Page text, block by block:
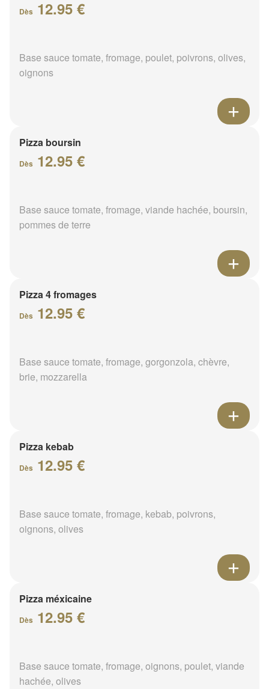
Dès 12.95 €
Base sauce tomate, fromage, poulet, poivrons, olives,
oignons
Pizza boursin
Dès 12.95 €
Base sauce tomate, fromage, viande hachée, boursin,
pommes de terre
Pizza 4 fromages
Dès 12.95 €
Base sauce tomate, fromage, gorgonzola, chèvre,
brie, mozzarella
Pizza kebab
Dès 12.95 €
Base sauce tomate, fromage, kebab, poivrons,
oignons, olives
Pizza méxicaine
Dès 12.95 €
Base sauce tomate, fromage, oignons, poulet, viande
hachée, olives